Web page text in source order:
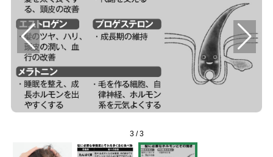
3/3